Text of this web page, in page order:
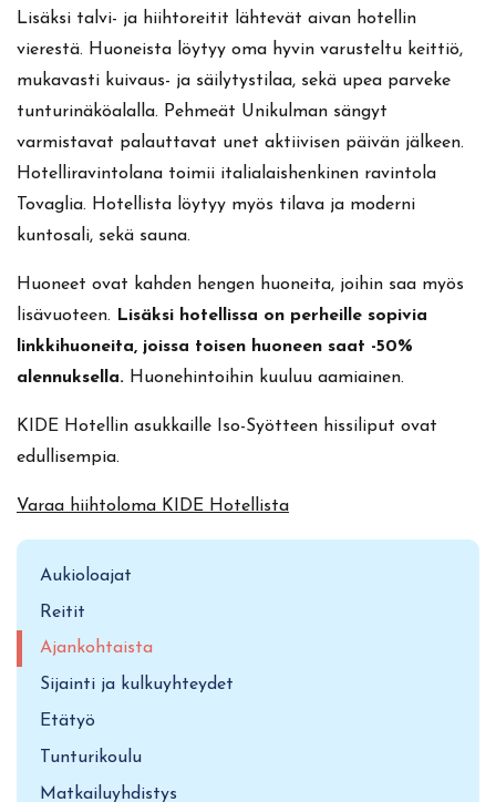
Lisäksi talvi- ja hiihtoreitit lähtevät aivan hotellin
vierestä. Huoneista löytyy oma hyvin varusteltu keittiö,
mukavasti kuivaus- ja säilytystilaa, sekä upea parveke
tunturinäköalalla. Pehmeät Unikulman sängyt
varmistavat palauttavat unet aktiivisen päivän jälkeen.
Hotelliravintolana toimii italialaishenkinen ravintola
Tovaglia. Hotellista löytyy myös tilava ja moderni
kuntosali, sekä sauna.
Huoneet ovat kahden hengen huoneita, joihin saa myös
lisävuoteen. Lisäksi hotellissa on perheille sopivia
linkkihuoneita, joissa toisen huoneen saat -50%
alennuksella. Huonehintoihin kuuluu aamiainen.
KIDE Hotellin asukkaille Iso-Syötteen hissiliput ovat
edullisempia.
Varaa hiihtoloma KIDE Hotellista
Aukioloajat
Reitit
Ajankohtaista
Sijainti ja kulkuyhteydet
Etätyö
Tunturikoulu
Matkailuyhdistys